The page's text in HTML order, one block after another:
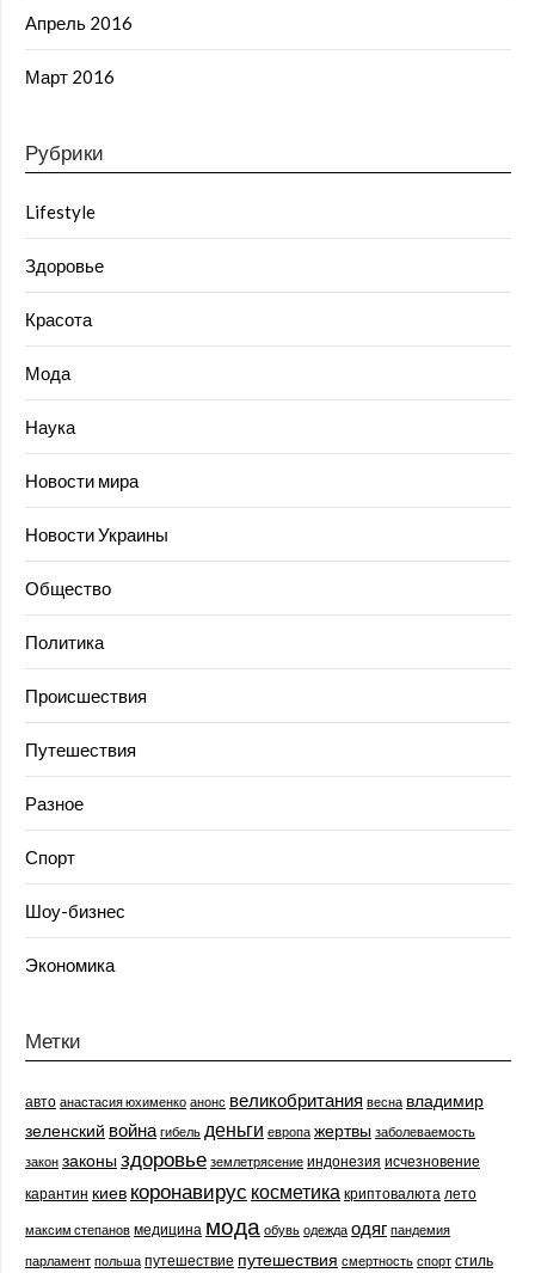
Апрель 2016
Март 2016
Рубрики
Lifestyle
Здоровье
Красота
Мода
Наука
Новости мира
Новости Украины
Общество
Политика
Происшествия
Путешествия
Разное
Спорт
Шоу-бизнес
Экономика
Метки
авто анастасия юхименко анонс великобритания весна владимир
зеленский война гибель деньги европа жертвы заболеваемость
закон законыздоровье землетрясение индонезия исчезновение
карантин киев коронавирус косметика криптовалюта лето
максим степанов медицина мода обувь одежда одяг пандемия
парламент польша путешествие путешествия смертность спорт стиль